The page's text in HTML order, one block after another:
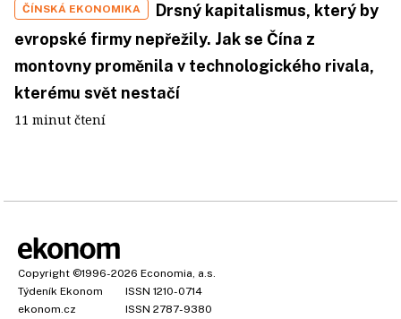
ČÍNSKÁ EKONOMIKA
Drsný kapitalismus, který by
evropské firmy nepřežily. Jak se Čína z
montovny proměnila v technologického rivala,
kterému svět nestačí
11 minut čtení
Copyright ©1996-2026 Economia, a.s.
Týdeník Ekonom
ISSN 1210-0714
ekonom.cz
ISSN 2787-9380